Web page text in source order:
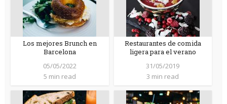
Los mejores Brunch en
Barcelona
05/05/2022
5 min read
Restaurantes de comida
ligera para el verano
31/05/2019
3 min read